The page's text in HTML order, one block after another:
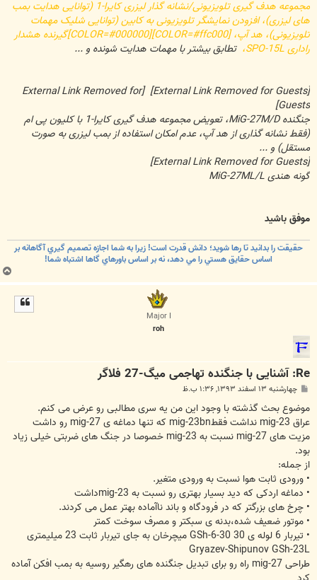
مجموعه هدف گیری تلویزیونی/نشانه گذار لیزری کایرا-1 (توانایی هدایت بمب
های لیزری)، افزودن نمایشگر تلویزیونی به کابین (توانایی شلیک مهمات
تلویزیونی)، هد آپ، [COLOR=#ffc000][COLOR=#000000]گیرنده هشدار
راداری SPO-15L،
تطابق بیشتر با مهمات هدایت شونده و ...
[External Link Removed for Guests]
[External Link Removed for
Guests]
جنگنده MiG-27M/D، تعویض مجموعه هدف گیری کایرا-1 با کلیون پی ام
(فقط نشانه گذاری از هد آپ، عدم امکان استفاده از بمب لیزری به صورت
مستقل) و ...
[External Link Removed for Guests]
گونه هندی MiG-27ML/L
موفق باشید
حقيقت را بدانيد تا رها شويد؛ دانش قدرت است! زيرا به شما اجازه تصميم گيري آگاهانه بر
اساس حقايق هستي را مي دهد، نه بر اساس باورهاي گاها اشتباه شما!
Major I
roh
Re: آشنایی با جنگنده تهاجمی میگ-27 فلاگر
س
ت
چهارشنبه ۱۳ اسفند ۱۳۹۳, ۱:۳۶ ب.ظ
موضوع بحث گذشته با وجود این من یه سری مطالبی رو عرض می کنم.
عراق mig-23 نداشت فقطmig-23bn که تنها دماغه ی mig-27 رو داشت
مزیت های mig-27 نسبت به mig-23 خصوصا در جنگ های ضربتی خیلی زیاد
بود.
از جمله:
• ورودی ثابت هوا نسبت به ورودی متغیر.
• دماغه اردکی که دید بسیار بهتری رو نسبت به mig-23داشت
• چرخ های بزرگتر که در فرودگاه و باند ناآماده بهتر عمل می کردند.
• موتور ضعیف شده،بدنه ی سبکتر و مصرف سوخت کمتر
• تیربار 6 لوله ی 30 GSh-6-30 میچرخان به جای تیربار ثابت 23 میلیمتری
Gryazev-Shipunov GSh-23L
طراحی mig-27 راه رو برای تبدیل جنگنده های رهگیر روسیه به بمب افکن آماده